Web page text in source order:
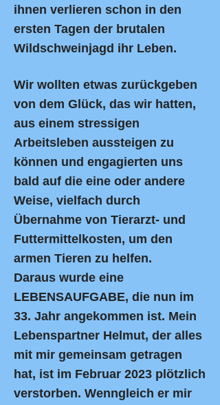
ihnen verlieren schon in den
ersten Tagen der brutalen
Wildschweinjagd ihr Leben.
Wir wollten etwas zurückgeben
von dem Glück, das wir hatten,
aus einem stressigen
Arbeitsleben aussteigen zu
können und engagierten uns
bald auf die eine oder andere
Weise, vielfach durch
Übernahme von Tierarzt- und
Futtermittelkosten, um den
armen Tieren zu helfen.
Daraus wurde eine
LEBENSAUFGABE, die nun im
33. Jahr angekommen ist. Mein
Lebenspartner Helmut, der alles
mit mir gemeinsam getragen
hat, ist im Februar 2023 plötzlich
verstorben. Wenngleich er mir